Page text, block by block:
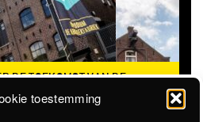
toestemming
DE TOEKOMST VAN DE